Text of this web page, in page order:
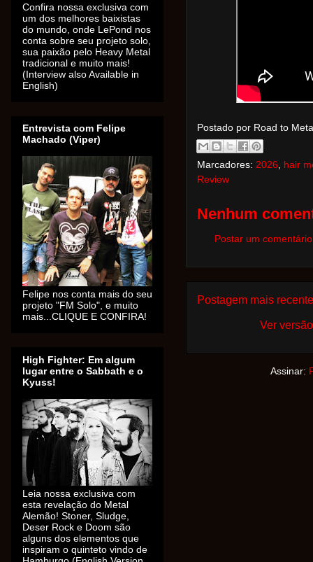
Postado por Road to
Marcadores: 2026, hair
Review
Nenhum
Postar um comentário
Postagem mais recente
Ver
Assinar:
Confira nossa exclusiva com
um dos melhores baixistas
do mundo, onde LePond nos
conta sobre seu projeto solo,
sua paixão pelo Heavy Metal
tradicional e muito mais!
(Interview also Available in
English)
Entrevista com Felipe
Machado (Viper)
Felipe nos conta mais do seu
projeto "FM Solo", e muito
mais...CLIQUE E CONFIRA!
High Fighter: Em algum
lugar entre o Sabbath e o
Kyuss!
Leia nossa exclusiva com
esta revelação do Metal
Alemão! Stoner, Sludge,
Deser Rock e Doom são
alguns dos elementos que
inspiram o quinteto vindo de